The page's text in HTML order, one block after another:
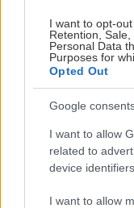
I want to opt-
Retention,
Personal Data
Purposes for
Opted Out
Google
I want to allow
related to
device
I want to allow